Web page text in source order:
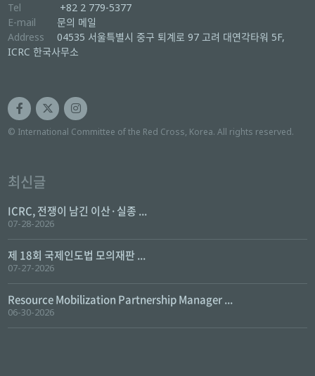
Tel
+82 2 779-5377
E-mail
문의 메일
Address
04535 서울특별시 중구 퇴계로 97 고려 대연각타워 5F,
ICRC 한국사무소
© International Committee of the Red Cross, Korea. All rights reserved.
최신글
ICRC, 전쟁이 남긴 이산·실종 ...
07-28-2026
제 18회 국제인도법 모의재판 ...
07-27-2026
Resource Mobilization Partnership Manager ...
06-30-2026